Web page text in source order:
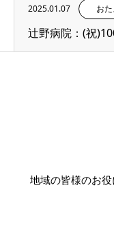
2025.01.07 おた
辻野病院：(祝
地域の皆様のお